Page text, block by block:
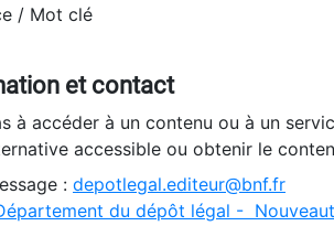
/ Mot clé
et contact
à accéder à un contenu ou à un
accessible ou obtenir le
: depotlegal.editeur@bnf.fr
du dépôt légal -